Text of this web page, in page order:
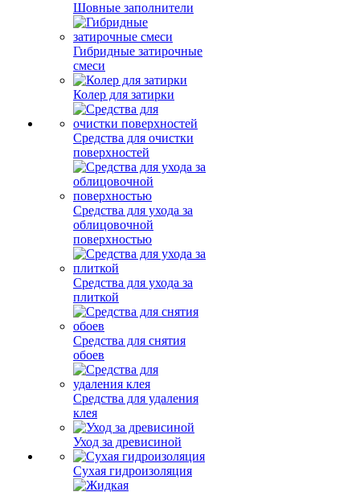
Шовные заполнители
Гибридные затирочные
смеси
Колер для затирки
Средства для очистки
поверхностей
Средства для ухода за
облицовочной
поверхностью
Средства для ухода за
плиткой
Средства для снятия
обоев
Средства для удаления
клея
Уход за древисиной
Сухая гидроизоляция